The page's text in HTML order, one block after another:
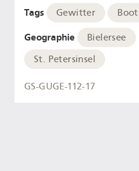
Tags Gewitter Boot
Geographie
Bielersee
St. Petersinsel
GS-GUGE-112-17